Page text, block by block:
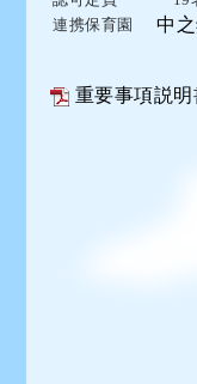
連携保育園
中
重要事項説